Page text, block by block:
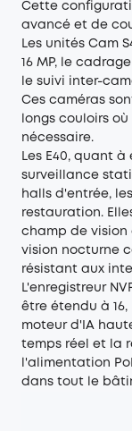
Cette
avancé et de
Les unités Cam
16 MP, le
le suivi inter-
Ces caméras
longs couloirs
nécessaire.
Les E40, quant
surveillance
halls d'entrée,
restauration.
champ de vision
vision nocturne
résistant aux
L'enregistreur
être étendu à
moteur d'IA
temps réel et la
l'alimentation
dans tout le